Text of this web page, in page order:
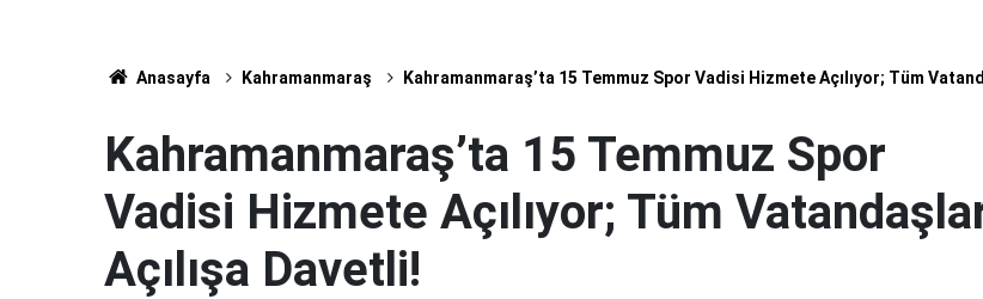
Anasayfa Kahramanmaraş Kahramanmaraş’ta 15 Temmuz Spor Vadisi Hizmete Açılıyor; Tüm
Kahramanmaraş’ta 15 Temmuz Spor
Vadisi Hizmete Açılıyor; Tüm
Açılışa Davetli!